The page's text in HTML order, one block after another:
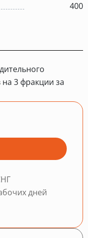
400
3 фракции за
дней